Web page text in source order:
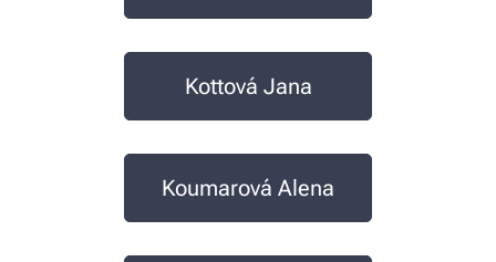
Kottová Jana
Koumarová Alena